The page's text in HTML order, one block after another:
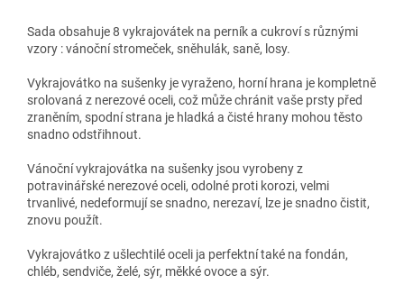
Sada obsahuje 8 vykrajovátek na perník a cukroví s různými
vzory : vánoční stromeček, sněhulák, saně, losy.
Vykrajovátko na sušenky je vyraženo, horní hrana je kompletně
srolovaná z nerezové oceli, což může chránit vaše prsty před
zraněním, spodní strana je hladká a čisté hrany mohou těsto
snadno odstřihnout.
Vánoční vykrajovátka na sušenky jsou vyrobeny z
potravinářské nerezové oceli, odolné proti korozi, velmi
trvanlivé, nedeformují se snadno, nerezaví, lze je snadno čistit,
znovu použít.
Vykrajovátko z ušlechtilé oceli ja perfektní také na fondán,
chléb, sendviče, želé, sýr, měkké ovoce a sýr.